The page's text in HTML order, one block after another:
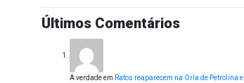
Últimos Comentários
A verdadeem Ratos reaparecem na Orla de Petrolina e